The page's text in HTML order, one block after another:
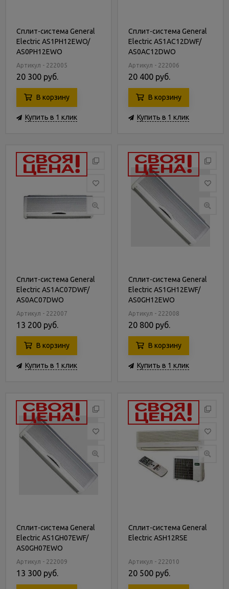
Сплит-система General
Electric AS1PH12EWO/
AS0PH12EWO
Артикул - 222005
20 300 руб.
В корзину
Купить в 1 клик
Сплит-система General
Electric AS1AC12DWF/
AS0AC12DWO
Артикул - 222006
20 400 руб.
В корзину
Купить в 1 клик
Сплит-система General
Electric AS1AC07DWF/
AS0AC07DWO
Артикул - 222007
13 200 руб.
В корзину
Купить в 1 клик
Сплит-система General
Electric AS1GH12EWF/
AS0GH12EWO
Артикул - 222008
20 800 руб.
В корзину
Купить в 1 клик
Сплит-система General
Electric AS1GH07EWF/
AS0GH07EWO
Артикул - 222009
13 300 руб.
Сплит-система General
Electric ASH12RSE
Артикул - 222010
20 500 руб.